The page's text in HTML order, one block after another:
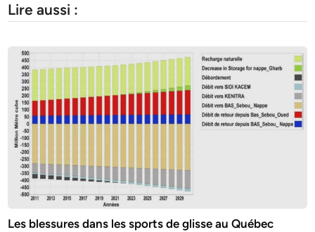
Lire aussi :
Les blessures dans les sports de glisse au Québec